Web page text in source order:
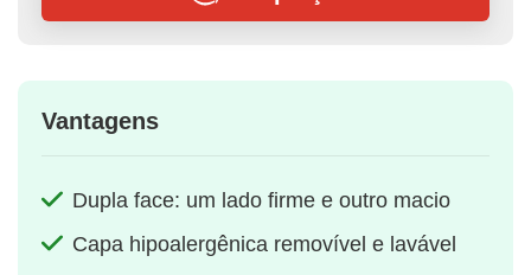
Vantagens
Dupla face: um lado firme e outro macio
Capa hipoalergênica removível e lavável